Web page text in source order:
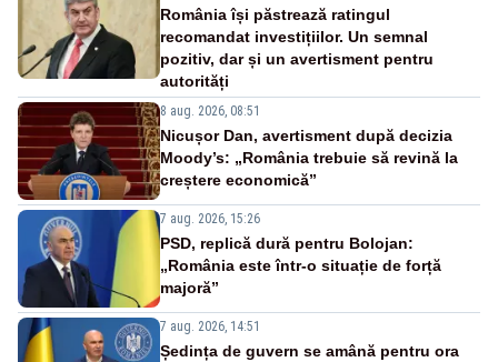
România își păstrează ratingul
recomandat investițiilor. Un semnal
pozitiv, dar și un avertisment pentru
autorități
8 aug. 2026, 08:51
Nicușor Dan, avertisment după decizia
Moody’s: „România trebuie să revină la
creștere economică”
7 aug. 2026, 15:26
PSD, replică dură pentru Bolojan:
„România este într-o situație de forță
majoră”
7 aug. 2026, 14:51
Ședința de guvern se amână pentru ora